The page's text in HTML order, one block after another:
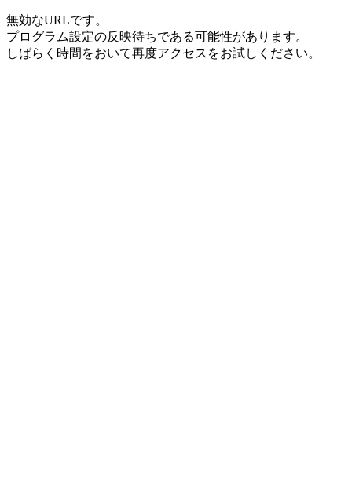
無効なURLです。
プログラム設定の反映待ちである可能性があります。
しばらく時間をおいて再度アクセスをお試しください。